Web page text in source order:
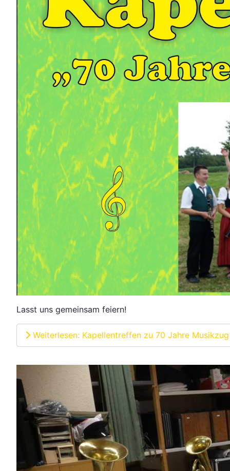
Lasst uns gemeinsam feiern!
Weiterlesen: Kapellentreffen zu 70 Jahre